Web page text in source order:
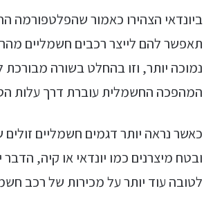
ביונדאי הצהירו כאמור שהפלטפורמה
תאפשר להם לייצר רכבים חשמליים מהר
נמוכה יותר, וזו בהחלט בשורה מבורכת
המהפכה החשמלית עוברת דרך עלות
כאשר נראה יותר דגמים חשמליים
ובטח מיצרנים כמו יונדאי או קיה, הדבר
לטובה עוד יותר על מכירות של רכב